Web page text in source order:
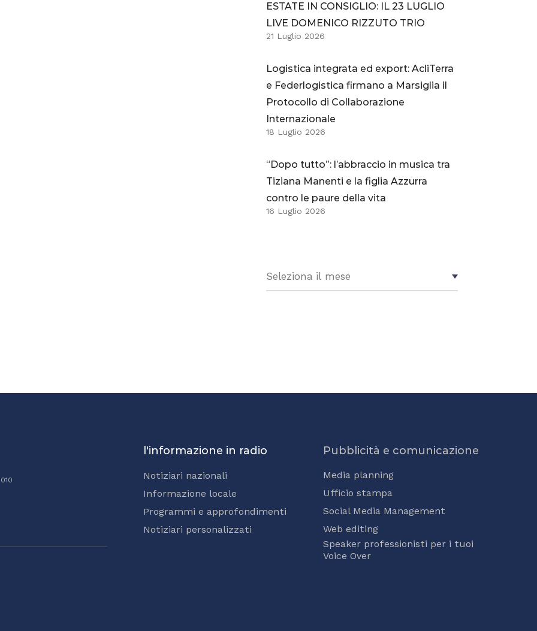
ESTATE IN CONSIGLIO: IL 23 LUGLIO
LIVE DOMENICO RIZZUTO TRIO
21 Luglio 2026
Logistica integrata ed export: AcliTerra
e Federlogistica firmano a Marsiglia il
Protocollo di Collaborazione
Internazionale
18 Luglio 2026
“Dopo tutto”: l’abbraccio in musica tra
Tiziana Manenti e la figlia Azzurra
contro le paure della vita
16 Luglio 2026
l'informazione in radio
Notiziari nazionali
Informazione locale
Programmi e approfondimenti
Notiziari personalizzati
Pubblicità e comunicazione
Media planning
Ufficio stampa
Social Media Management
Web editing
Speaker professionisti per i tuoi
Voice Over